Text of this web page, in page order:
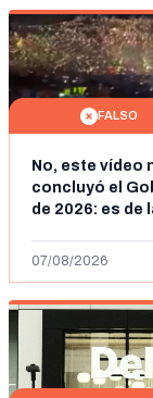
FALSO
No, este vídeo
concluyó el
de 2026: es de
07/08/2026